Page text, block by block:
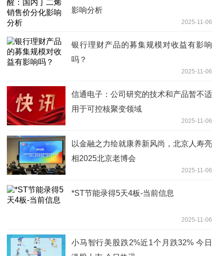
影响分析
2025-11-06
银行理财产品的募集规模对收益有影响
吗？
2025-11-06
信通电子：公司研究的技术和产品暂不适
用于可控核聚变领域
2025-11-06
以金融之力绘就康养新风尚，北京人寿亮
相2025北京老博会
2025-11-06
*ST节能录得5天4板-当前信息
2025-11-06
小马智行美股跌2%近1个月跌32% 今日